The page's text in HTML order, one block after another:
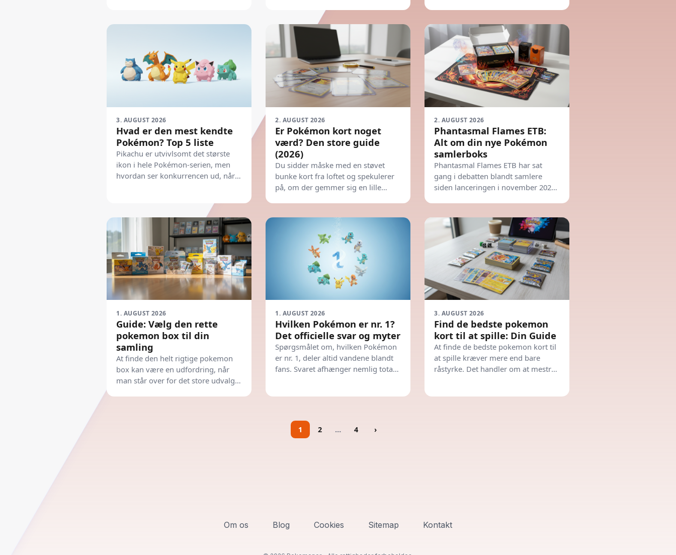
stråhattene.
og overblikket til din samling.
vente?
3. AUGUST 2026
Hvad er den mest kendte
Pokémon? Top 5 liste
Pikachu er utvivlsomt det største
ikon i hele Pokémon-serien, men
hvordan ser konkurrencen ud, når
2. AUGUST 2026
Er Pokémon kort noget
værd? Den store guide
(2026)
Du sidder måske med en støvet
bunke kort fra loftet og spekulerer
på, om der gemmer sig en lille
skarpt øje for detaljer.
2. AUGUST 2026
Phantasmal Flames ETB:
Alt om din nye Pokémon
samlerboks
Phantasmal Flames ETB har sat
gang i debatten blandt samlere
siden lanceringen i november 2025.
1. AUGUST 2026
Guide: Vælg den rette
pokemon box til din
samling
At finde den helt rigtige pokemon
box kan være en udfordring, når
man står over for det store udvalg.
1. AUGUST 2026
Hvilken Pokémon er nr. 1?
Det officielle svar og myter
Spørgsmålet om, hvilken Pokémon
er nr. 1, deler altid vandene blandt
fans. Svaret afhænger nemlig totalt
3. AUGUST 2026
Find de bedste pokemon
kort til at spille: Din Guide
At finde de bedste pokemon kort til
at spille kræver mere end bare
råstyrke. Det handler om at mestre
1 2 … 4 ›
Om os Blog Cookies Sitemap Kontakt